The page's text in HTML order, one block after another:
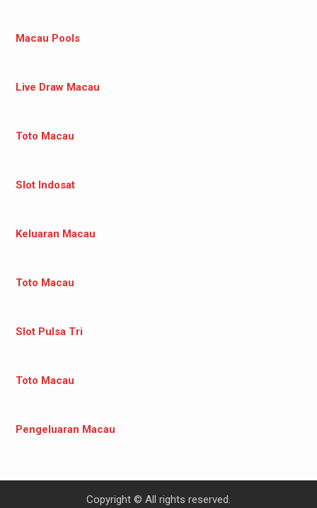
Macau Pools
Live Draw Macau
Toto Macau
Slot Indosat
Keluaran Macau
Toto Macau
Slot Pulsa Tri
Toto Macau
Pengeluaran Macau
Copyright © All rights reserved.